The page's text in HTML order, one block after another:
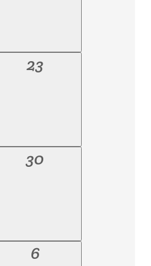
0
23
0
30
0
6